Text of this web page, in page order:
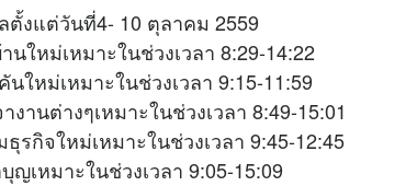
งแต่วันที่4- 10 ตุลาคม 2559
ใหม่เหมาะในช่วงเวลา 8:29-14:22
ใหม่เหมาะในช่วงเวลา 9:15-11:59
านต่างๆเหมาะในช่วงเวลา 8:49-15:01
รกิจใหม่เหมาะในช่วงเวลา 9:45-12:45
เหมาะในช่วงเวลา 9:05-15:09